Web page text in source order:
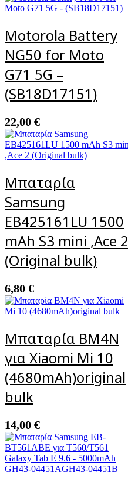
Motorola Battery
NG50 for Moto
G71 5G –
(SB18D17151)
22,00 €
Μπαταρία
Samsung
EB425161LU 1500
mAh S3 mini ,Ace 2
(Original bulk)
6,80 €
Μπαταρία BM4N
για Xiaomi Mi 10
(4680mAh)original
bulk
14,00 €